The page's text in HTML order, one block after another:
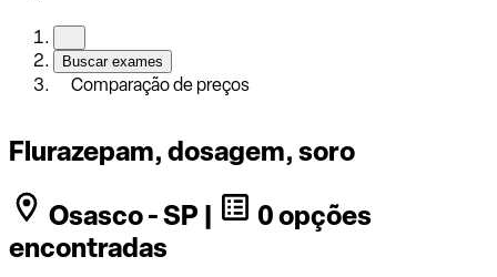
Buscar exames
Comparação de preços
Flurazepam, dosagem, soro
Osasco - SP |
0 opções
encontradas